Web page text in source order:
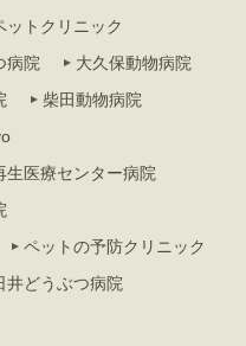
ットクリニック
病院
大久保動物病院
柴田動物病院
生医療センター病院
ペットの予防クリニック
井どうぶつ病院